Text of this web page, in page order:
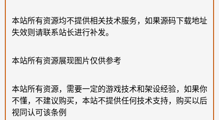
本站所有资源均不提供相关技术服务，如果源码下载地址
失效则请联系站长进行补发。
本站所有资源展现图片仅供参考
本站所有资源，需要一定的游戏技术和架设经验，如果你
不懂，不建议购买，本站不提供任何技术支持，购买以后
视同认可该条例